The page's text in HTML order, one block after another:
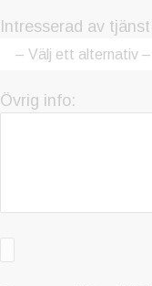
Intresserad av
Övrig info: